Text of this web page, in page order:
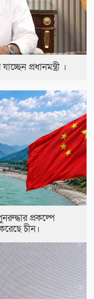
প্রধানমন্ত্রী ।
প্রকল্পে
চীন।